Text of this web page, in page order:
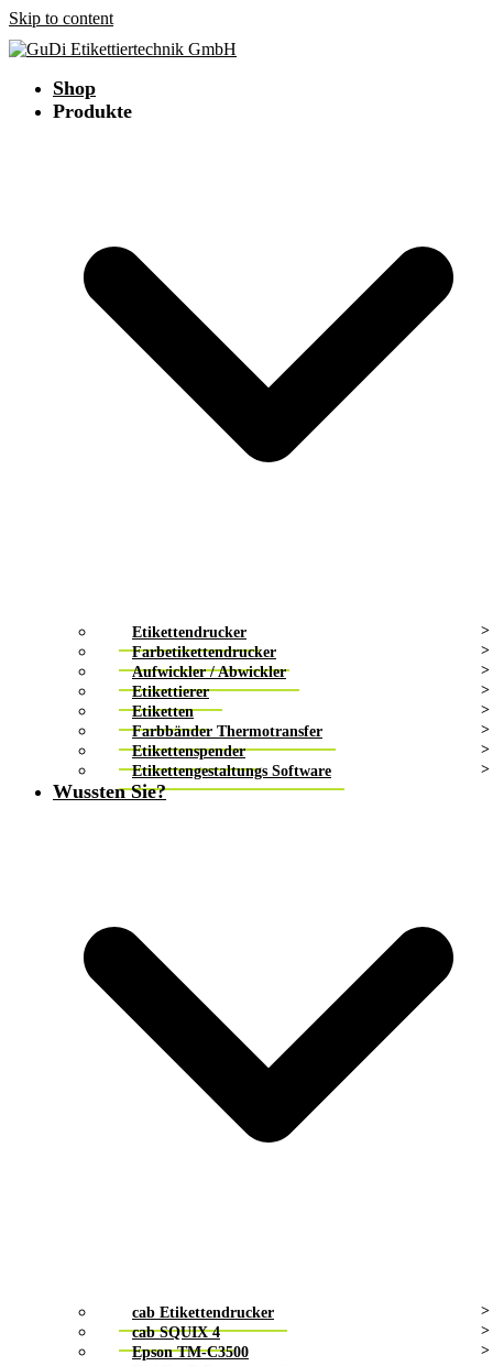
Skip to content
Shop
Produkte
Etikettendrucker
Farbetikettendrucker
Aufwickler / Abwickler
Etikettierer
Etiketten
Farbbänder Thermotransfer
Etikettenspender
Etikettengestaltungs Software
Wussten Sie?
cab Etikettendrucker
cab SQUIX 4
Epson TM-C3500